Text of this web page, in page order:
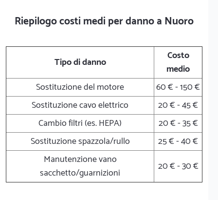
Riepilogo costi medi per danno a Nuoro
Tipo di danno
Costo
medio
Sostituzione del motore
60 € - 150 €
Sostituzione cavo elettrico
20 € - 45 €
Cambio filtri (es. HEPA)
20 € - 35 €
Sostituzione spazzola/rullo
25 € - 40 €
Manutenzione vano
sacchetto/guarnizioni
20 € - 30 €